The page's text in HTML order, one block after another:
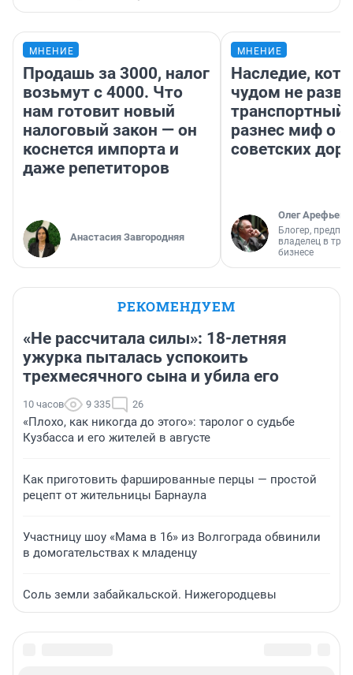
МНЕНИЕ
Продашь за 3000, налог
возьмут с 4000. Что
нам готовит новый
налоговый закон — он
коснется импорта и
даже репетиторов
Анастасия Завгородняя
МНЕНИЕ
Наследие,
чудом не
транспортный
разнес миф о
советских
Олег Арефьев
Блогер,
владелец в
бизнесе
РЕКОМЕНДУЕМ
«Не рассчитала силы»: 18-летняя
ужурка пыталась успокоить
трехмесячного сына и убила его
10 часов 9 335 26
«Плохо, как никогда до этого»: таролог о судьбе
Кузбасса и его жителей в августе
Как приготовить фаршированные перцы — простой
рецепт от жительницы Барнаула
Участницу шоу «Мама в 16» из Волгограда обвинили
в домогательствах к младенцу
Соль земли забайкальской. Нижегородцевы